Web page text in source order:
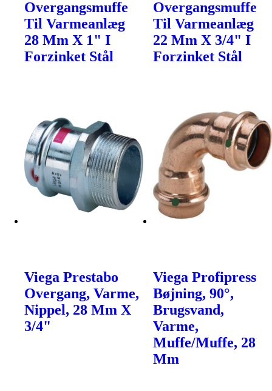
Overgangsmuffe
Til Varmeanlæg
28 Mm X 1" I
Forzinket Stål
Overgangsmuffe
Til Varmeanlæg
22 Mm X 3/4" I
Forzinket Stål
Viega Prestabo
Overgang, Varme,
Nippel, 28 Mm X
3/4"
Viega Profipress
Bøjning, 90°,
Brugsvand,
Varme,
Muffe/Muffe, 28
Mm